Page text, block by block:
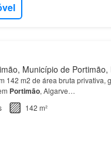
Município de Portimão,
142 m2 de área bruta privativa,
Portimão, Algarve…
142 m²